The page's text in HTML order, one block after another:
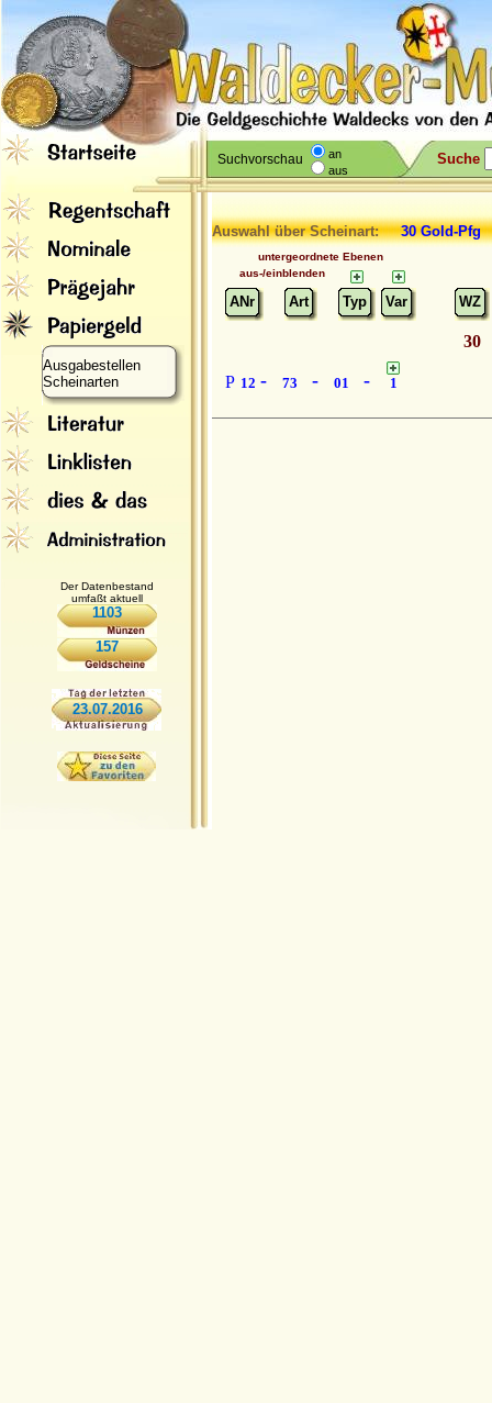
Suchvorschau
an
aus
Suche
Ausgabestellen
Scheinarten
Der Datenbestand
umfaßt aktuell
1103
157
23.07.2016
Auswahl über Scheinart:30 Gold-Pfg
untergeordnete Ebenen
aus-/einblenden
ANr Art Typ Var WZ
P 12 - 73 - 01 - 1
30